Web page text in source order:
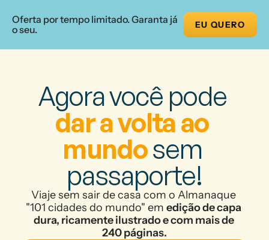
Oferta por tempo limitado. Garanta já
o seu.
EU QUERO
dar a volta ao
mundo sem
passaporte!
Viaje sem sair de casa com o Almanaque
"101 cidades do mundo" em edição de capa
dura, ricamente ilustrado e com mais de
240 páginas.